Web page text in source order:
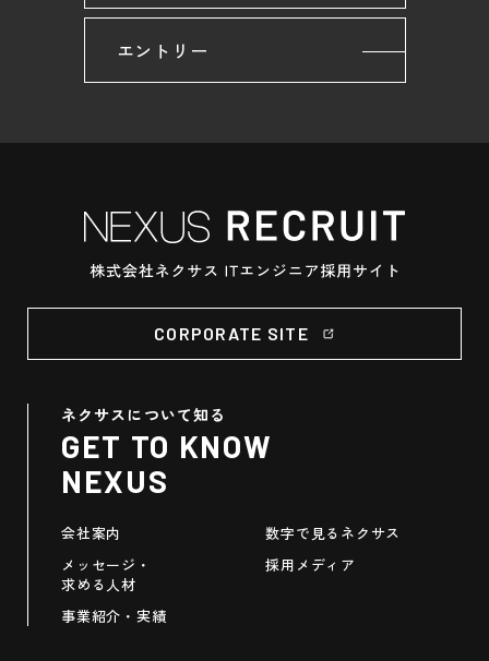
エントリー
CORPORATE SITE
ネクサスについて知る
GET TO KNOW
NEXUS
会社案内
メッセージ・
求める人材
事業紹介・実績
数字で見るネクサス
採用メディア